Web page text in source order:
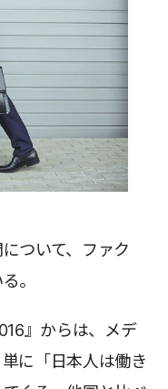
ついて、ファク
。
』からは、メデ
に「日本人は働き